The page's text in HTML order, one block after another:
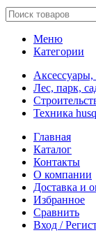
Меню
Категории
Аксессуары,
Лес, парк,
Техника
Главная
Каталог
Контакты
О компании
Доставка и
Избранное
Сравнить
Вход /